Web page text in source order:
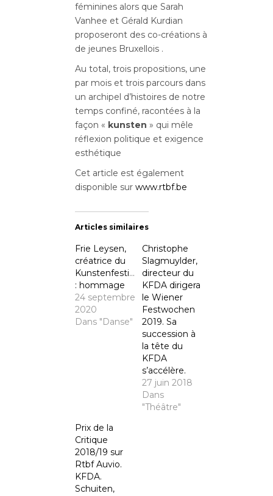
féminines alors que Sarah
Vanhee et Gérald Kurdian
proposeront des co-créations à
de jeunes Bruxellois .
Au total, trois propositions, une
par mois et trois parcours dans
un archipel d’histoires de notre
temps confiné, racontées à la
façon « kunsten » qui mêle
réflexion politique et exigence
esthétique
Cet article est également
disponible sur www.rtbf.be
Articles similaires
Frie Leysen,
créatrice du
Kunstenfestivaldesarts
: hommage
24 septembre
2020
Dans "Danse"
Christophe
Slagmuylder,
directeur du
KFDA dirigera
le Wiener
Festwochen
2019. Sa
succession à
la tête du
KFDA
s’accélère.
27 juin 2018
Dans
"Théâtre"
Prix de la
Critique
2018/19 sur
Rtbf Auvio.
KFDA.
Schuiten,